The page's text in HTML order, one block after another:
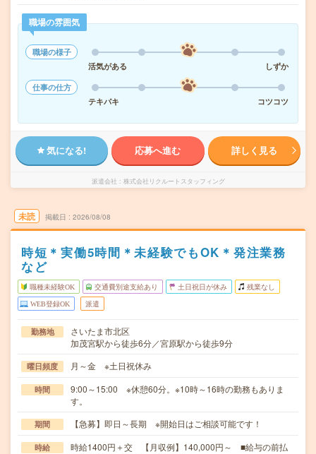
職場の雰囲気
職場の様子
活気がある
しずか
仕事の仕方
テキパキ
コツコツ
気になる! 応募へ進む 詳しく見る
派遣会社 株式会社リクルートスタッフィング
未読 掲載日 2026/08/08
時短＊実働5時間＊未経験でもOK＊発注業務
など
職種未経験OK 交通費別途支給あり 土日祝日が休み 残業なし
WEB登録OK 派遣
勤務地
さいたま市北区
加茂宮駅から徒歩6分／宮原駅から徒歩9分
曜日頻度 月～金 ※土日祝休み
時間
9:00～15:00 ※休憩60分。※10時～16時の勤務もありま
す。
期間 【急募】即日～長期 ※開始日はご相談可能です！
時給
時給1400円＋交 【月収例】140,000円～ ■給与の前払